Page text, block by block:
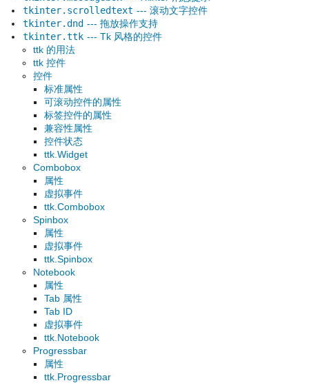
tkinter.scrolledtext --- 滚动文字控件
tkinter.dnd --- 拖放操作支持
tkinter.ttk --- Tk 风格的控件
ttk 的用法
ttk 控件
控件
标准属性
可滚动控件的属性
标签控件的属性
兼容性属性
控件状态
ttk.Widget
Combobox
属性
虚拟事件
ttk.Combobox
Spinbox
属性
虚拟事件
ttk.Spinbox
Notebook
属性
Tab 属性
Tab ID
虚拟事件
ttk.Notebook
Progressbar
属性
ttk.Progressbar